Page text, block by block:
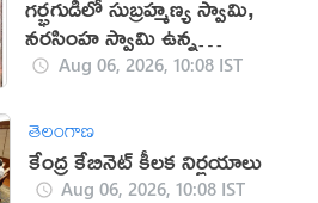
నరసింహ స్వామి ఉన్న
దేవాలయం ఇదే
Aug 06, 2026, 10:08 IST
తెలంగాణ
కేంద్ర కేబినెట్ కీలక నిర్ణయాలు
Aug 06, 2026, 10:08 IST